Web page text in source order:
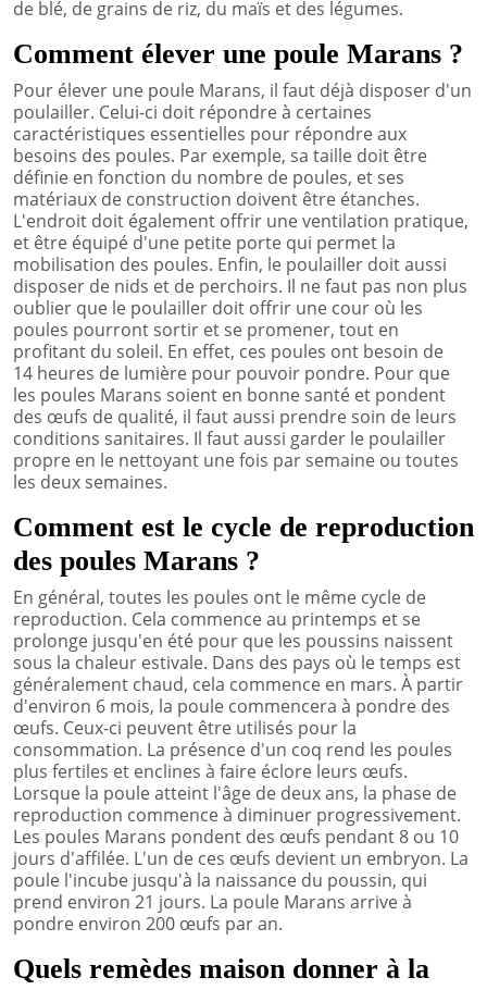
de blé, de grains de riz, du maïs et des légumes.
Comment élever une poule Marans ?
Pour élever une poule Marans, il faut déjà disposer d'un
poulailler. Celui-ci doit répondre à certaines
caractéristiques essentielles pour répondre aux
besoins des poules. Par exemple, sa taille doit être
définie en fonction du nombre de poules, et ses
matériaux de construction doivent être étanches.
L'endroit doit également offrir une ventilation pratique,
et être équipé d'une petite porte qui permet la
mobilisation des poules. Enfin, le poulailler doit aussi
disposer de nids et de perchoirs. Il ne faut pas non plus
oublier que le poulailler doit offrir une cour où les
poules pourront sortir et se promener, tout en
profitant du soleil. En effet, ces poules ont besoin de
14 heures de lumière pour pouvoir pondre. Pour que
les poules Marans soient en bonne santé et pondent
des œufs de qualité, il faut aussi prendre soin de leurs
conditions sanitaires. Il faut aussi garder le poulailler
propre en le nettoyant une fois par semaine ou toutes
les deux semaines.
Comment est le cycle de reproduction
des poules Marans ?
En général, toutes les poules ont le même cycle de
reproduction. Cela commence au printemps et se
prolonge jusqu'en été pour que les poussins naissent
sous la chaleur estivale. Dans des pays où le temps est
généralement chaud, cela commence en mars. À partir
d'environ 6 mois, la poule commencera à pondre des
œufs. Ceux-ci peuvent être utilisés pour la
consommation. La présence d'un coq rend les poules
plus fertiles et enclines à faire éclore leurs œufs.
Lorsque la poule atteint l'âge de deux ans, la phase de
reproduction commence à diminuer progressivement.
Les poules Marans pondent des œufs pendant 8 ou 10
jours d'affilée. L'un de ces œufs devient un embryon. La
poule l'incube jusqu'à la naissance du poussin, qui
prend environ 21 jours. La poule Marans arrive à
pondre environ 200 œufs par an.
Quels remèdes maison donner à la